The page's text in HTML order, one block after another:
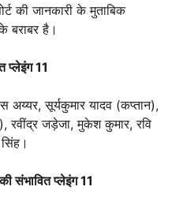
की जानकारी के मुताबिक
बराबर है।
प्लेइंग 11
सूर्यकुमार यादव (कप्तान),
रवींद्र जड़ेजा, मुकेश कुमार, रवि
संभावित प्लेइंग 11